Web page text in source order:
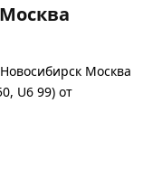
Москва
U6 99) от